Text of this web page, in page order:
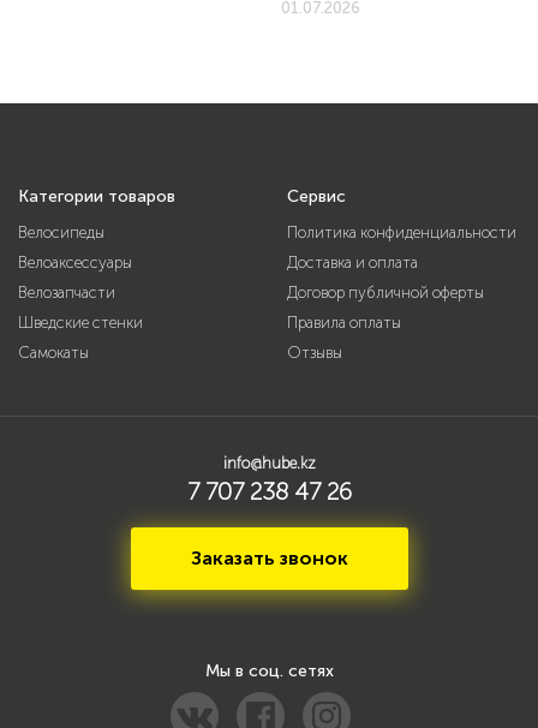
01.07.2026
Категории товаров
Велосипеды
Велоаксессуары
Велозапчасти
Шведские стенки
Самокаты
Сервис
Политика конфиденциальности
Доставка и оплата
Договор публичной оферты
Правила оплаты
Отзывы
info@hube.kz
7 707 238 47 26
Заказать звонок
Мы в соц. сетях